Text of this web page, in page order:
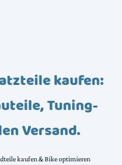
kaufen:
Tuning-
Versand.
kaufen & Bike optimieren